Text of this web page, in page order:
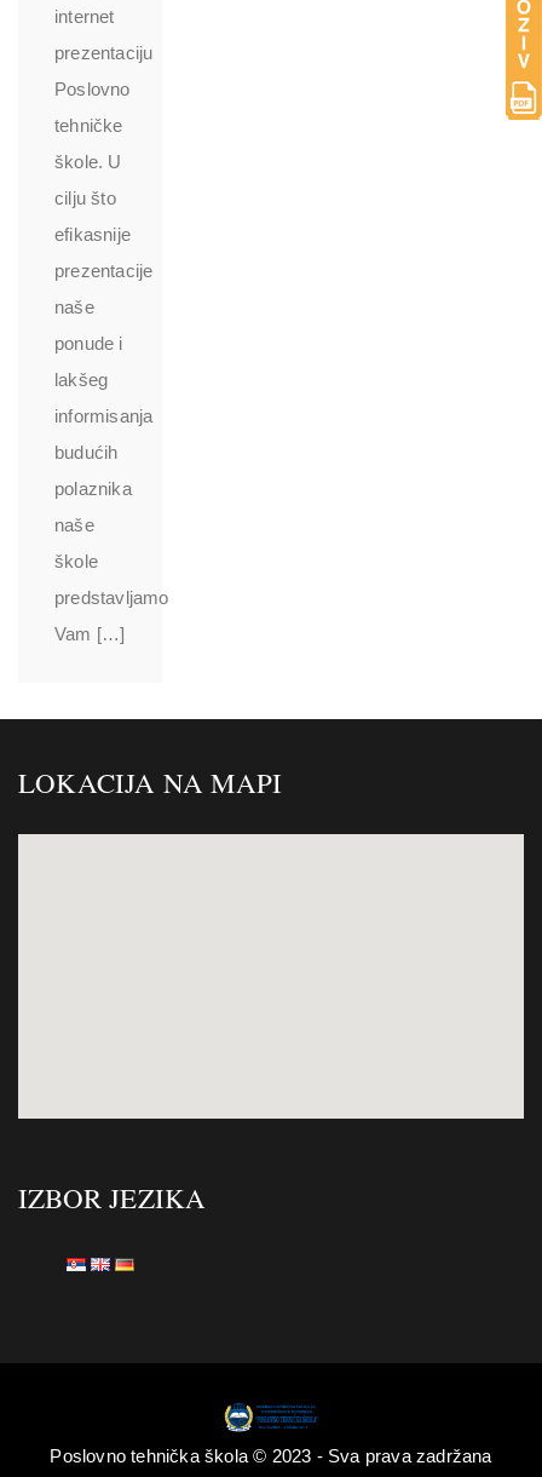
internet
prezentaciju
Poslovno
tehničke
škole. U
cilju što
efikasnije
prezentacije
naše
ponude i
lakšeg
informisanja
budućih
polaznika
naše
škole
predstavljamo
Vam […]
LOKACIJA NA MAPI
IZBOR JEZIKA
Poslovno tehnička škola © 2023 - Sva prava zadržana